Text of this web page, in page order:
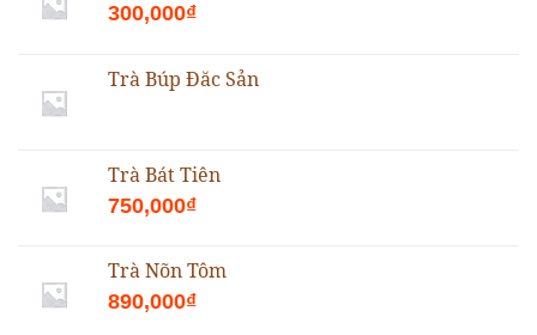
300,000₫
Trà Búp Đăc Sản
Trà Bát Tiên
750,000₫
Trà Nõn Tôm
890,000₫